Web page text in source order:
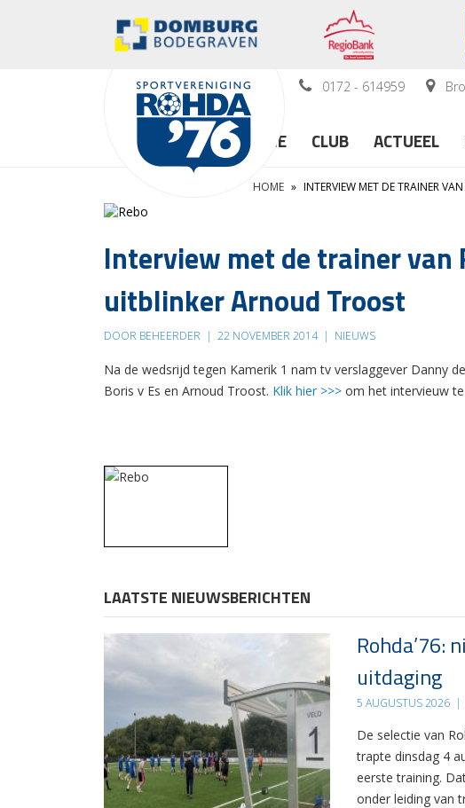
0172 - 614959
HOME CLUB ACTUEEL
HOME » INTERVIEW MET DE TRAINER
Interview met de trainer van
uitblinker Arnoud Troost
DOOR BEHEERDER | 22 NOVEMBER 2014 | NIEUWS
Na de wedsrijd tegen Kamerik 1 nam tv verslaggever Danny
Boris v Es en Arnoud Troost. Klik hier >>> om het intervieuw
LAATSTE NIEUWSBERICHTEN
Rohda’76:
uitdaging
5 AUGUSTUS 2026 |
De selectie van
trapte dinsdag 4
eerste training.
onder leiding van